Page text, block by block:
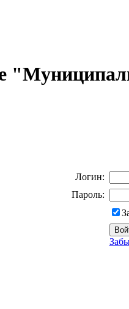
Логин:
Пароль: